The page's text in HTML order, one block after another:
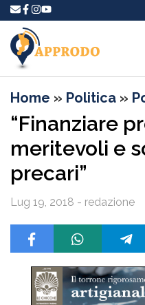
Home » Politica »
“Finanziare
meritevoli e
precari”
Lug 19, 2018 - redazione